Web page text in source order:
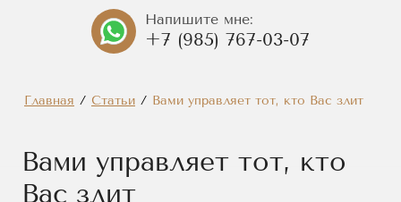
Напишите мне:
+7 (985) 767-03-07
Главная / Статьи / Вами управляет тот, кто Вас злит
Вами управляет тот, кто
Вас злит